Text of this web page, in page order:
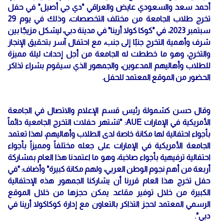
أحمد سعد والسعودي عايض والعراقي "دي جي أصيل" في حفل
تخرج طلاب الجامعة من مختلف التخصصات، وذلك في يوم 29
سبتمبر 2023، في "كوكا كولا أرينا" في مدينة دبي، ليشكل مزيجًا بين
شرف وأهمية التخرج جنبًا إلى جنب، مع احتفال آسر بتحقيق الإنجاز
والتخرج، وهو ما خططت له الجامعة من أجل إحداث ليلة مميزة
للطلاب وأهاليهم المدعوين، والجمهور الذي سيقوم بشراء تذاكر
الحضور من الموقع المعتمد للحفل.
وقال حسن كشمولة رئيس قسم الإعلام والاتصال في الجامعة
الأمريكية في الإمارات AUE: "تشتهر حفلات التخرج الجامعية دائماً
بأجواء احتفالية لها مكانة خاصة لدى الطلاب وأهاليهم، لهذا تعتمد
الجامعة الأمريكية في الإمارات على جعله مختلفاً ومميزاً بأجواء
احتفالية ترفيهية بأجواء صاخبة، وهو ما اعتمدنا هذا العام بمشاركة
أربعة من أهم نجوم الوطن العربي، ولهم مكانة كبيرة" وأضاف: "في
حفل تخرج هذا العام قررنا أن يشاركنا الجمهور هذه الإحتفالية
الكبيرة من خلال توفير مقاعد يمكن حجزها من خلال الموقع
الرسمي المعتمد لحجز التذاكر بالتعاون مع إدارة كوكاكولا أرينا في
دبي".